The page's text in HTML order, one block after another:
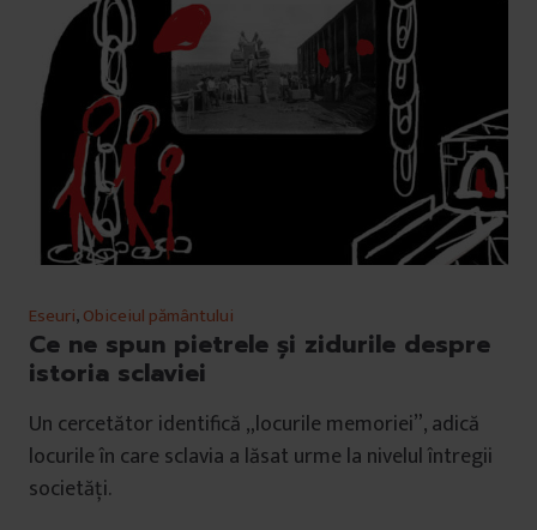
Eseuri,Obiceiul pământului
Ce ne spun pietrele și zidurile despre
istoria sclaviei
Un cercetător identifică „locurile memoriei”, adică
locurile în care sclavia a lăsat urme la nivelul întregii
societăți.